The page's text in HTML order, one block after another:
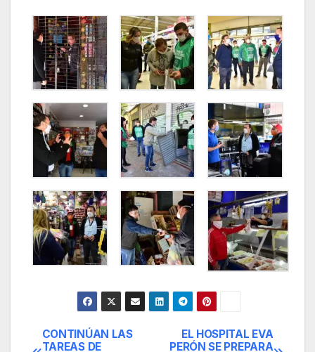
Navegación
EL HOSPITAL EVA
PERÓN SE PREPARA
CONTINÚAN LAS
TAREAS DE